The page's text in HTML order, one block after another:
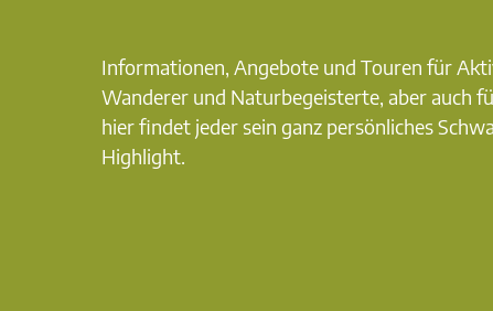
Informationen, Angebote und Touren für
Wanderer und Naturbegeisterte, aber auch
hier findet jeder sein ganz persönliches
Highlight.